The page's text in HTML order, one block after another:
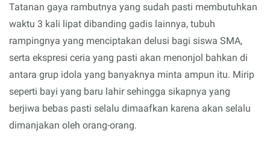
Tatanan gaya rambutnya yang sudah pasti membutuhkan
waktu 3 kali lipat dibanding gadis lainnya, tubuh
rampingnya yang menciptakan delusi bagi siswa SMA,
serta ekspresi ceria yang pasti akan menonjol bahkan di
antara grup idola yang banyaknya minta ampun itu. Mirip
seperti bayi yang baru lahir sehingga sikapnya yang
berjiwa bebas pasti selalu dimaafkan karena akan selalu
dimanjakan oleh orang-orang.